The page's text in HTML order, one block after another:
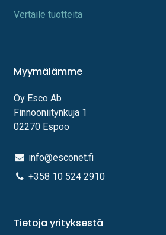
Vertaile tuotteita
Myymälämme
Oy Esco Ab
Finnooniitynkuja 1
02270 Espoo
info@esconet.fi
+358 10 524 2910
Tietoja yrityksestä